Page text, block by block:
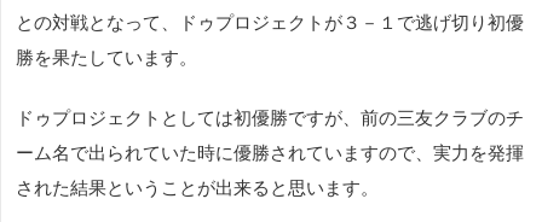
との対戦となって、ドゥプロジェクトが３－１で逃げ切り初優
勝を果たしています。
ドゥプロジェクトとしては初優勝ですが、前の三友クラブのチ
ーム名で出られていた時に優勝されていますので、実力を発揮
された結果ということが出来ると思います。